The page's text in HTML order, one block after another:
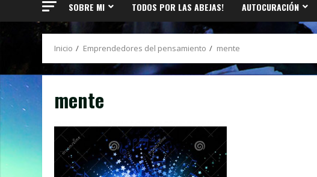
SOBRE MI TODOS POR LAS ABEJAS! AUTOCURACIÓN
Inicio Emprendedores del pensamiento mente
mente